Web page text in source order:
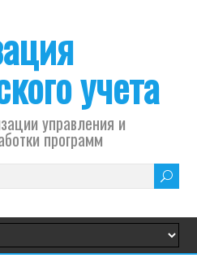
учета
управления и
программ